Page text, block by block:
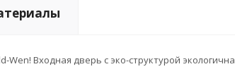
Входная дверь с эко-структурой